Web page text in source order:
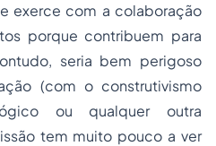
exerce com a colaboração
porque contribuem para
seria bem perigoso
(com o construtivismo
ou qualquer outra
tem muito pouco a ver